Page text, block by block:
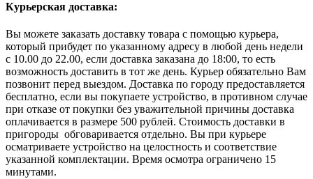
Курьерская доставка:
Вы можете заказать доставку товара с помощью курьера,
который прибудет по указанному адресу в любой день недели
с 10.00 до 22.00, если доставка заказана до 18:00, то есть
возможность доставить в тот же день. Курьер обязательно Вам
позвонит перед выездом. Доставка по городу предоставляется
бесплатно, если вы покупаете устройство, в противном случае
при отказе от покупки без уважительной причины доставка
оплачивается в размере 500 рублей. Стоимость доставки в
пригороды обговаривается отдельно. Вы при курьере
осматриваете устройство на целостность и соответствие
указанной комплектации. Время осмотра ограничено 15
минутами.